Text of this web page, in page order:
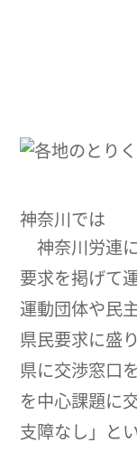
神奈川では
神奈川労連
要求を掲げて
運動団体や民
県民要求に盛
県に交渉窓口
を中心課題に
支障なし」と